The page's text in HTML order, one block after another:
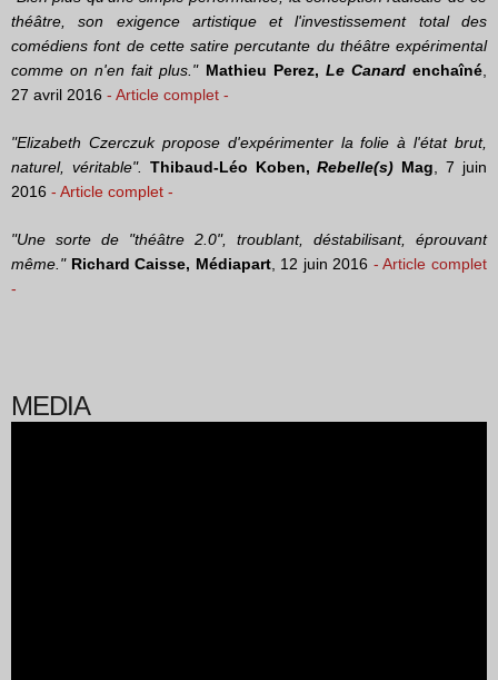
théâtre, son exigence artistique et l'investissement total des
comédiens font de cette satire percutante du théâtre expérimental
comme on n'en fait plus." Mathieu Perez, Le Canardenchaîné
27 avril 2016 - Article complet -
"Elizabeth Czerczuk propose d'expérimenter la folie à l'état brut,
naturel, véritable". Thibaud-Léo Koben, Rebelle(s) Mag , 7 juin
2016 - Article complet -
"Une sorte de "théâtre 2.0", troublant, déstabilisant, éprouvant
même." Richard Caisse, Médiapart, 12 juin 2016 - Article complet
-
MEDIA